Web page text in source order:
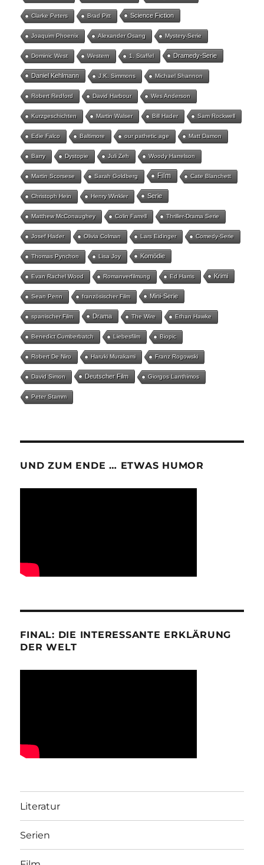
Clarke Peters Brad Pitt Science Fiction
Joaquim Phoenix Alexander Osang Mystery-Serie
Dominic West Western 1. Staffel Dramedy-Serie
Daniel Kehlmann J.K. Simmons Michael Shannon
Robert Redford David Harbour Wes Anderson
Kurzgeschichten Martin Walser Bill Hader Sam Rockwell
Edie Falco Baltimore our pathetic age Matt Damon
Barry Dystopie Juli Zeh Woody Harrelson
Martin Scorsese Sarah Goldberg Film Cate Blanchett
Christoph Hein Henry Winkler Serie
Matthew McConaughey Colin Farrell Thriller-Drama Serie
Josef Hader Olivia Colman Lars Eidinger Comedy-Serie
Thomas Pynchon Lisa Joy Komödie
Evan Rachel Wood Romanverfilmung Ed Harris Krimi
Sean Penn französischer Film Mini-Serie
spanischer Film Drama The Wire Ethan Hawke
Benedict Cumberbatch Liebesfilm Biopic
Robert De Niro Haruki Murakami Franz Rogowski
David Simon Deutscher Film Giorgos Lanthimos
Peter Stamm
UND ZUM ENDE … ETWAS HUMOR
FINAL: DIE INTERESSANTE ERKLÄRUNG
DER WELT
Literatur
Serien